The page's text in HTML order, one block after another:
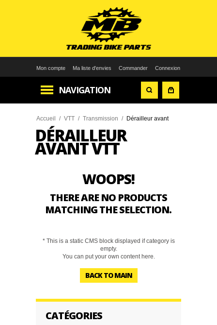
Mon compte Ma liste d'envies Commander Connexion
NAVIGATION
Accueil / VTT / Transmission / Dérailleur avant
DÉRAILLEUR
AVANT VTT
WOOPS!
THERE ARE NO PRODUCTS
MATCHING THE SELECTION.
* This is a static CMS block displayed if category is
empty.
You can put your own content here.
BACK TO MAIN
CATÉGORIES